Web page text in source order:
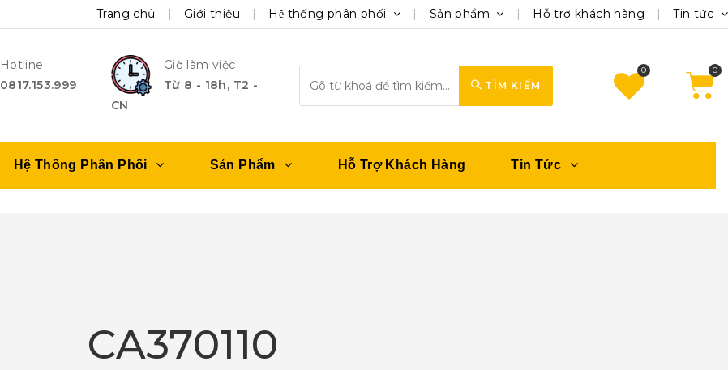
Trang chủ Giới thiệu Hệ thống phân phối Sản phẩm Hỗ trợ khách hàng Tin tức
Hotline
0817.153.999
Giờ làm việc
Từ 8 - 18h, T2 -
CN
TÌM KIẾM
0
Hệ Thống Phân Phối Sản Phẩm Hỗ Trợ Khách Hàng Tin Tức
CA370110